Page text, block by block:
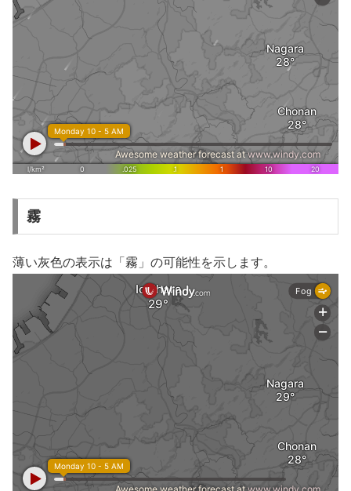
霧
薄い灰色の表示は「霧」の可能性を示します。